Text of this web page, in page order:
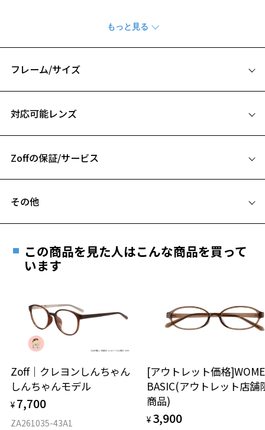
お気に入りに追加済です。
お気に入りリストはこちら
WOMEN’S BASIC 特集ページをみる
フレーム/サイズ
B ブリッジ(鼻部分)の横幅：20mm
仕上がり寸法
D 仕上がりの横幅：約141mm
対応可能レンズ
フレームとレンズの合計料金を知りたい方へ
Zoffの保証/サービス
安心1 フレーム１年間品質保証
きます。
※保証期間内に交換が行われた場合、保証期間は初期の期間から
延長されません。
安心2 視力測定無料
視力の変化を早めに発見するために、定期的な視
力測定をおすすめいたします。
その他
ご希望のお客さまは、「レンズ交換券」をお選びのうえ、
最寄りのZoff実店舗にてレンズをお買い求めください。
※サングラスやパッケージ品では「レンズ交換券」はお選び
談ください。
＜メガネの度数情報がわからない方へ＞
オンラインストアでフレームのみ購入して、
実店舗で度付きにできます
ご購入時に「レンズ交換券」をお選びいただくと、実店舗で
度数を測定のうえ、度付きレンズ（標準セットレンズ）へ無
この商品を見た人はこんな商品を買って
います
Zoff｜クレヨンしんちゃん
しんちゃんモデル
¥ 7,700
ZA261035-43A1
[アウトレット価格
BASIC(アウトレット店舗
商品)
¥ 3,900